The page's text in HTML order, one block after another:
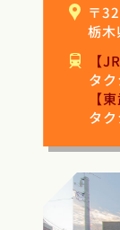
〒
栃
【
タ
【
タ